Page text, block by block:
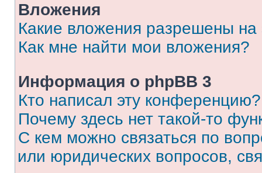
Вложения
Какие вложения разрешены
Как мне найти мои вложения?
Информация о phpBB 3
Кто написал эту конференцию?
Почему здесь нет такой-то
С кем можно связаться по
или юридических вопросов,